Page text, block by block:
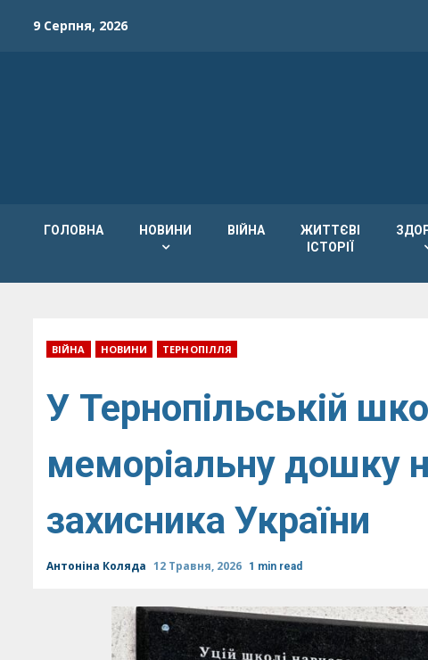
9 Серпня, 2026
ГОЛОВНА НОВИНИ ВІЙНА
ЖИТТЄВІ
ІСТОРІЇ
ВІЙНА НОВИНИ ТЕРНОПІЛЛЯ
У Тернопільській
меморіальну дошку
захисника України
Антоніна Коляда 12 Травня, 2026 1 min read